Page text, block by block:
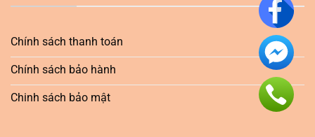
Chính sách thanh toán
Chính sách bảo hành
Chinh sách bảo mật